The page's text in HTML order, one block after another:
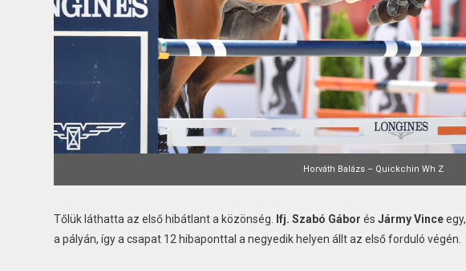
Horváth Balázs – Quickchin Wh Z
Tőlük láthatta az első hibátlant a közönség. Ifj. Szabó Gábor és Jármy Vinceegy,
a pályán, így a csapat 12 hibaponttal a negyedik helyen állt az első forduló végén.